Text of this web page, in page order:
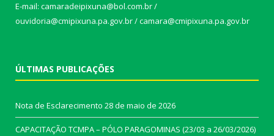
E-mail: camaradeipixuna@bol.com.br /
ouvidoria@cmipixuna.pa.gov.br / camara@cmipixuna.pa.gov.br
ÚLTIMAS PUBLICAÇÕES
Nota de Esclarecimento 28 de maio de 2026
CAPACITAÇÃO TCMPA – PÓLO PARAGOMINAS (23/03 a 26/03/2026)